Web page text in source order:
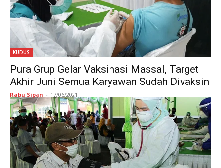
KUDUS
Pura Grup Gelar Vaksinasi Massal, Target
Akhir Juni Semua Karyawan Sudah Divaksin
Rabu Sipan - 17/06/2021